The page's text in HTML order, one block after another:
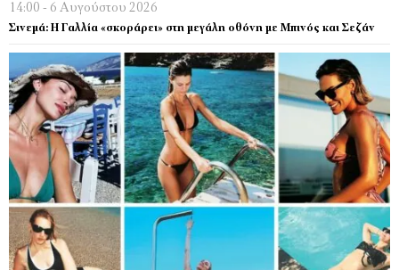
14:00 - 6 Αυγούστου 2026
Σινεμά: Η Γαλλία «σκοράρει» στη μεγάλη οθόνη με Μπινός και Σεζάν